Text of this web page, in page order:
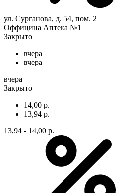
ул. Сурганова, д. 54, пом. 2
Оффицина Аптека №1
Закрыто
вчера
вчера
вчера
Закрыто
14,00 р.
13,94 р.
13,94 - 14,00 р.